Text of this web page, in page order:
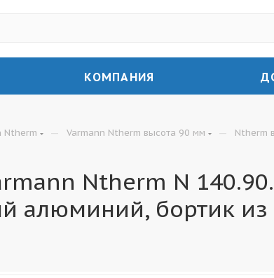
КОМПАНИЯ
Ntherm — Varmann Ntherm высота 90 мм — Ntherm
Ntherm N
алюминий, бортик